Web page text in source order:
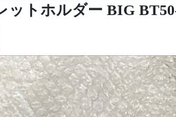
ットホルダー BIG